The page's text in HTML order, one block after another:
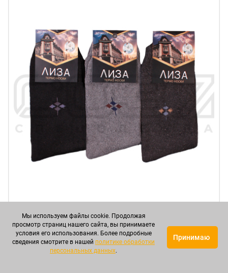
Термо-носки мужские "Лиза" №4/1-A6017-2 (с
Мы используем файлы cookie. Продолжая
просмотр страниц нашего сайта, вы принимаете
условия его использования. Более подробные
сведения смотрите в нашей политике обработки
персональных данных.
Принимаю